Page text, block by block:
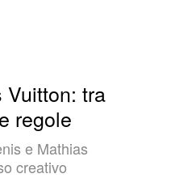
Vuitton: tra
regole
e Mathias
creativo